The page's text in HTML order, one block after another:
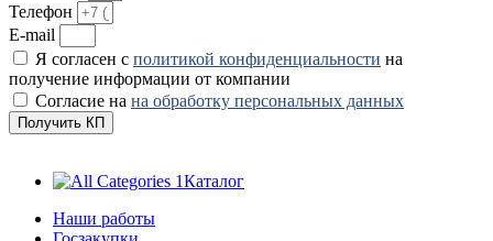
Телефон
E-mail
Я согласен с политикой конфиденциальности на
получение информации от компании
Согласие на на обработку персональных данных
Получить КП
Каталог
Наши работы